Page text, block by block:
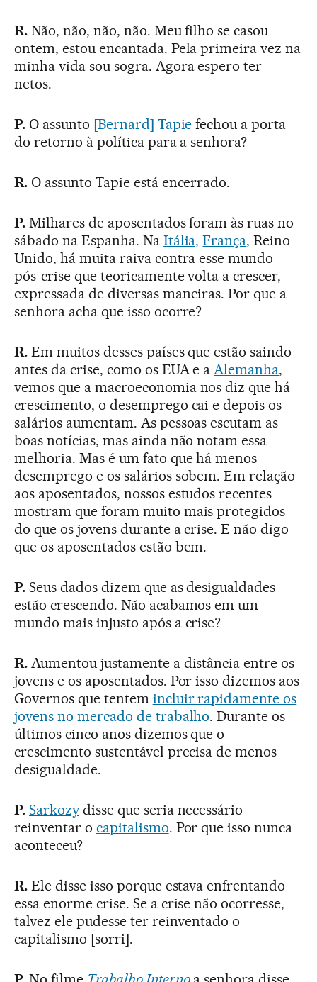
R. Não, não, não, não. Meu filho se casou
ontem, estou encantada. Pela primeira vez na
minha vida sou sogra. Agora espero ter
netos.
P. O assunto [Bernard] Tapie fechou a porta
do retorno à política para a senhora?
R. O assunto Tapie está encerrado.
P. Milhares de aposentados foram às ruas no
sábado na Espanha. Na Itália, França, Reino
Unido, há muita raiva contra esse mundo
pós-crise que teoricamente volta a crescer,
expressada de diversas maneiras. Por que a
senhora acha que isso ocorre?
R. Em muitos desses países que estão saindo
antes da crise, como os EUA e aAlemanha,
vemos que a macroeconomia nos diz que há
crescimento, o desemprego cai e depois os
salários aumentam. As pessoas escutam as
boas notícias, mas ainda não notam essa
melhoria. Mas é um fato que há menos
desemprego e os salários sobem. Em relação
aos aposentados, nossos estudos recentes
mostram que foram muito mais protegidos
do que os jovens durante a crise. E não digo
que os aposentados estão bem.
P. Seus dados dizem que as desigualdades
estão crescendo. Não acabamos em um
mundo mais injusto após a crise?
R. Aumentou justamente a distância entre os
jovens e os aposentados. Por isso dizemos aos
Governos que tentem incluir rapidamente os
jovens no mercado de trabalho. Durante os
últimos cinco anos dizemos que o
crescimento sustentável precisa de menos
desigualdade.
P. Sarkozydisse que seria necessário
reinventar o capitalismo. Por que isso nunca
aconteceu?
R.Ele disse isso porque estava enfrentando
essa enorme crise. Se a crise não ocorresse,
talvez ele pudesse ter reinventado o
capitalismo [sorri].